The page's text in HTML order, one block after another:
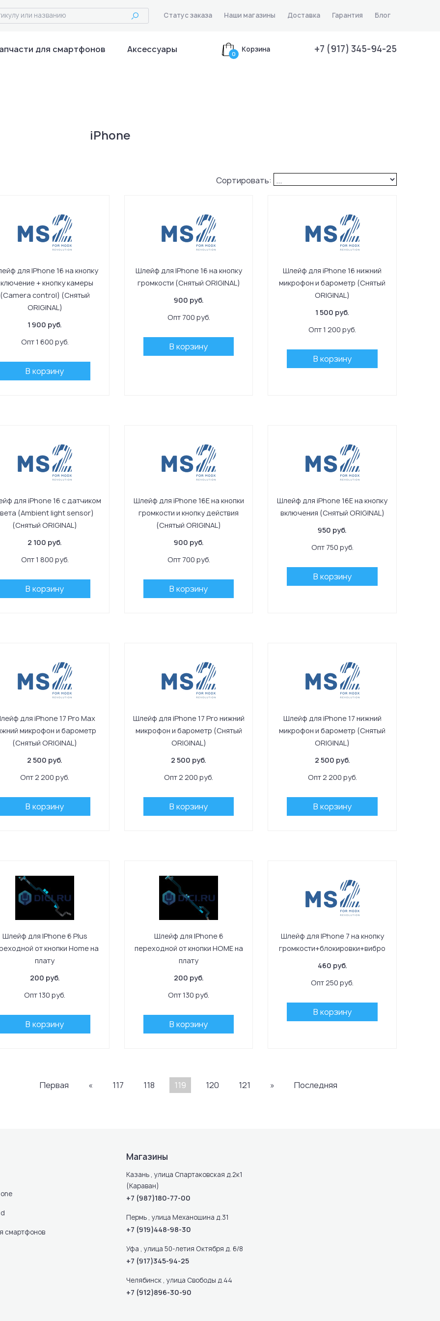
Статус заказа Наши магазины Доставка Гарантия Блог
для смартфонов Аксессуары 0
Корзина +7 (917) 345-94-25
iPhone
Сортировать:
для IPhone 16 на кнопку
+ кнопку камеры
(Camera control) (Снятый
ORIGINAL)
1 900 руб.
Опт 1 600 руб.
В корзину
Шлейф для IPhone 16 на кнопку
громкости (Снятый ORIGINAL)
900 руб.
Опт 700 руб.
В корзину
Шлейф для iPhone 16 нижний
микрофон и барометр (Снятый
ORIGINAL)
1 500 руб.
Опт 1 200 руб.
В корзину
для iPhone 16 с датчиком
(Ambient light sensor)
(Снятый ORIGINAL)
2 100 руб.
Опт 1 800 руб.
В корзину
Шлейф для iPhone 16E на кнопки
громкости и кнопку действия
(Снятый ORIGINAL)
900 руб.
Опт 700 руб.
В корзину
Шлейф для iPhone 16E на кнопку
включения (Снятый ORIGINAL)
950 руб.
Опт 750 руб.
В корзину
для iPhone 17 Pro Max
микрофон и барометр
(Снятый ORIGINAL)
2 500 руб.
Опт 2 200 руб.
В корзину
Шлейф для iPhone 17 Pro нижний
микрофон и барометр (Снятый
ORIGINAL)
2 500 руб.
Опт 2 200 руб.
В корзину
Шлейф для iPhone 17 нижний
микрофон и барометр (Снятый
ORIGINAL)
2 500 руб.
Опт 2 200 руб.
В корзину
Шлейф для IPhone 6 Plus
от кнопки Home на
плату
200 руб.
Опт 130 руб.
В корзину
Шлейф для IPhone 6
переходной от кнопки HOME на
плату
200 руб.
Опт 130 руб.
В корзину
Шлейф для IPhone 7 на кнопку
громкости+блокировки+вибро
460 руб.
Опт 250 руб.
В корзину
Первая « 117 118 119 120 121 » Последняя
смартфонов
Магазины
Казань , улица Спартаковская д.2к1
(Караван)
+7 (987)180-77-00
Пермь , улица Механошина д.31
+7 (919)448-98-30
Уфа , улица 50-летия Октября д. 6/8
+7 (917)345-94-25
Челябинск , улица Свободы д.44
+7 (912)896-30-90